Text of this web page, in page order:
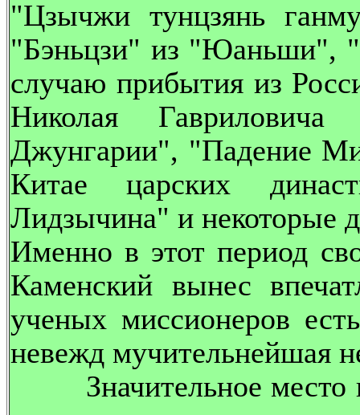
"Цзычжи тунцзянь
"Бэньцзи" из "Юаньши",
случаю прибытия из
Николая
Джунгарии", "Падение
Китае царских
Лидзычина" и некоторые
Именно в этот период
Каменский вынес
ученых миссионеров
невежд мучительнейшая
Значительное место в